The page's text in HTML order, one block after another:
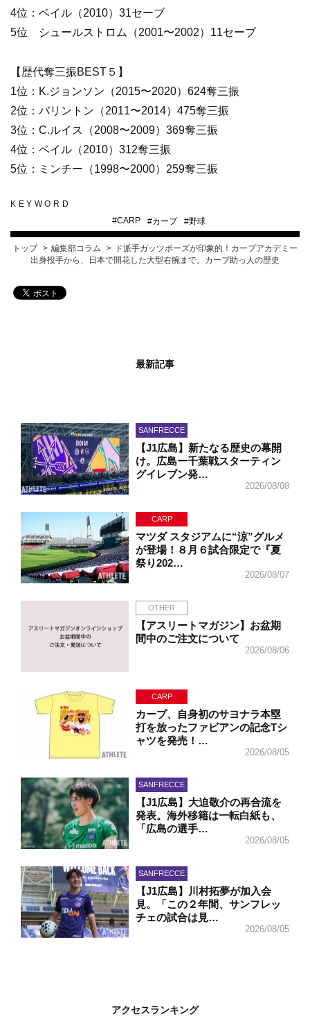
4位：ベイル（2010）31セーブ
5位 シュールストロム（2001〜2002）11セーブ
【歴代奪三振BEST５】
1位：K.ジョンソン（2015〜2020）624奪三振
2位：バリントン（2011〜2014）475奪三振
3位：C.ルイス（2008〜2009）369奪三振
4位：ベイル（2010）312奪三振
5位：ミンチー（1998〜2000）259奪三振
KEYWORD
#CARP #カープ #野球
トップ 編集部コラム
ド派手ガッツポーズが印象的！カープアカデミー
出身投手から、日本で開花した大型右腕まで。カープ助っ人の歴史
最新記事
SANFRECCE
【J1広島】新たなる歴史の幕開
け。広島ー千葉戦スターティン
グイレブン発…
2026/08/08
CARP
マツダ スタジアムに“涼”グルメ
が登場！８月６試合限定で『夏
祭り202…
2026/08/07
OTHER
【アスリートマガジン】お盆期
間中のご注文について
2026/08/06
CARP
カープ、自身初のサヨナラ本塁
打を放ったファビアンの記念Tシ
ャツを発売！…
2026/08/05
SANFRECCE
【J1広島】大迫敬介の再合流を
発表。海外移籍は一転白紙も、
「広島の選手…
2026/08/05
SANFRECCE
【J1広島】川村拓夢が加入会
見。「この２年間、サンフレッ
チェの試合は見…
2026/08/05
アクセスランキング